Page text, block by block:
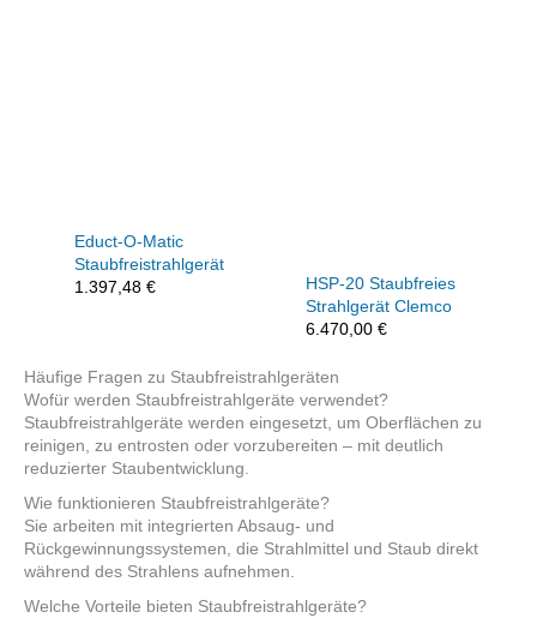
Educt-O-Matic
Staubfreistrahlgerät
1.397,48 €
HSP-20 Staubfreies
Strahlgerät Clemco
6.470,00 €
Häufige Fragen zu Staubfreistrahlgeräten
Wofür werden Staubfreistrahlgeräte verwendet?
Staubfreistrahlgeräte werden eingesetzt, um Oberflächen zu
reinigen, zu entrosten oder vorzubereiten – mit deutlich
reduzierter Staubentwicklung.
Wie funktionieren Staubfreistrahlgeräte?
Sie arbeiten mit integrierten Absaug- und
Rückgewinnungssystemen, die Strahlmittel und Staub direkt
während des Strahlens aufnehmen.
Welche Vorteile bieten Staubfreistrahlgeräte?